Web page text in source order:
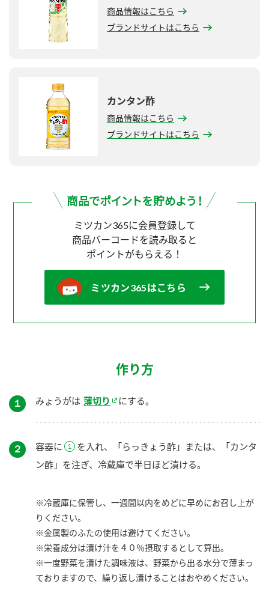
商品情報はこちら
ブランドサイトはこちら
カンタン酢
商品情報はこちら
ブランドサイトはこちら
ミツカン365に会員登録して
商品バーコードを読み取ると
ポイントがもらえる！
ミツカン365はこちら
作り方
１ みょうがは 薄切り にする。
２ 容器に
を入れ、「らっきょう酢」または、「カンタ
ン酢」を注ぎ、冷蔵庫で半日ほど漬ける。
※冷蔵庫に保管し、一週間以内をめどに早めにお召し上が
りください。
※金属製のふたの使用は避けてください。
※栄養成分は漬け汁を４０％摂取するとして算出。
※一度野菜を漬けた調味液は、野菜から出る水分で薄まっ
ておりますので、繰り返し漬けることはおやめください。